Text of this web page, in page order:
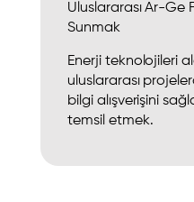
Uluslararası Ar-Ge
Sunmak
Enerji teknolojileri
uluslararası
bilgi alışverişini
temsil etmek.